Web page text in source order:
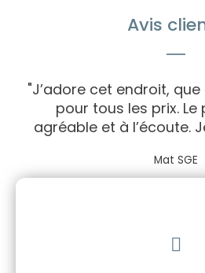
Avis
"J’adore cet endroit,
pour tous les prix. Le
agréable et à l’écoute.
Mat SGE